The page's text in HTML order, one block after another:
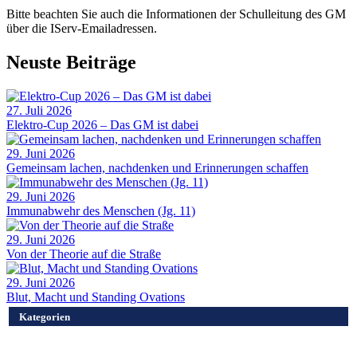
Bitte beachten Sie auch die Informationen der Schulleitung des GM
über die IServ-Emailadressen.
Neuste Beiträge
27. Juli 2026
Elektro-Cup 2026 – Das GM ist dabei
29. Juni 2026
Gemeinsam lachen, nachdenken und Erinnerungen schaffen
29. Juni 2026
Immunabwehr des Menschen (Jg. 11)
29. Juni 2026
Von der Theorie auf die Straße
29. Juni 2026
Blut, Macht und Standing Ovations
Kategorien